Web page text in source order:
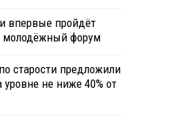
впервые пройдёт
форум
старости предложили
уровне не ниже 40% от